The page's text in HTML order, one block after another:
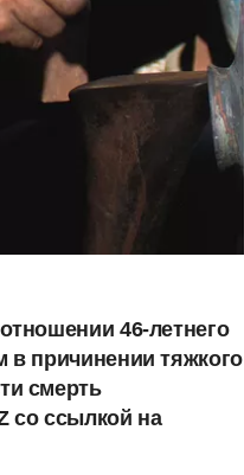
46-летнего
в причинении тяжкого
смерть
со ссылкой на